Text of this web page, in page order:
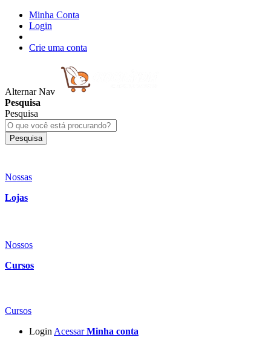
Minha Conta
Login
Crie uma conta
Alternar Nav
Pesquisa
Pesquisa
Pesquisa
Nossas
Lojas
Nossos
Cursos
Cursos
Login Acessar Minha conta